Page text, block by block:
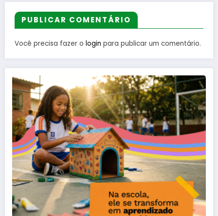
PUBLICAR COMENTÁRIO
Você precisa fazer o login para publicar um comentário.